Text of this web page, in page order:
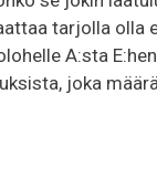
tarjolla olla
A:sta
joka